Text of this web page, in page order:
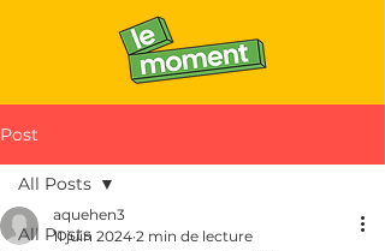
Post
All Posts
All Posts
aquehen3
11 juin 2024 2 min de lecture